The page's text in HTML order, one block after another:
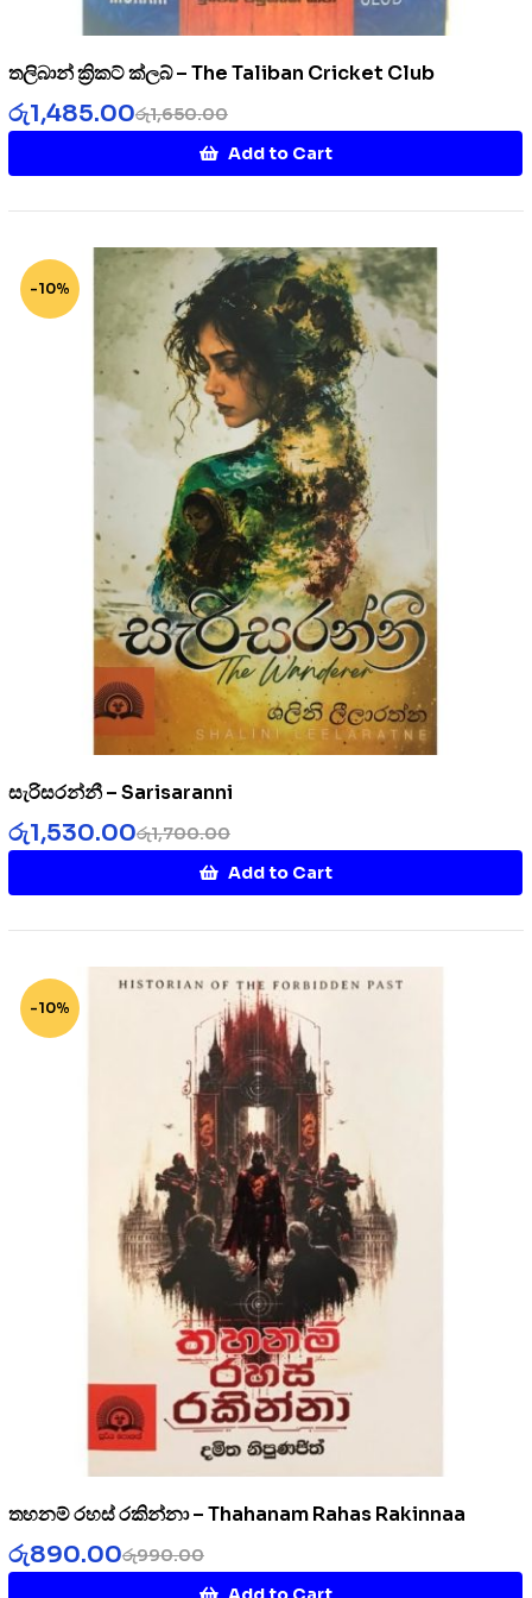
තලිබාන් ක්‍රිකට් ක්ලබ් – The Taliban Cricket Club
රු1,650.00
රු1,485.00
Add to Cart
-10%
සැරිසරන්නී – Sarisaranni
රු1,700.00
රු1,530.00
Add to Cart
-10%
තහනම් රහස් රකින්නා – Thahanam Rahas Rakinnaa
රු990.00
රු890.00